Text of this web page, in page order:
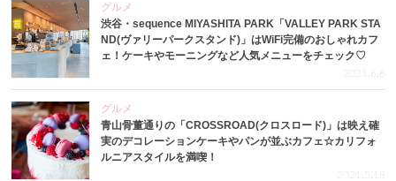
グルメ
渋谷・sequence MIYASHITA PARK「VALLEY PARK STA
ND(ヴァリーパークスタンド)」はWiFi完備のおしゃれカフ
ェ！ケーキやモーニングなど人気メニューをチェック♡
2021.6.6
グルメ
青山骨董通りの「CROSSROAD(クロスロード)」は映え確
実のデコレーションケーキやパンが並ぶカフェ☆カリフォ
ルニアスタイルを満喫！
2021.5.18